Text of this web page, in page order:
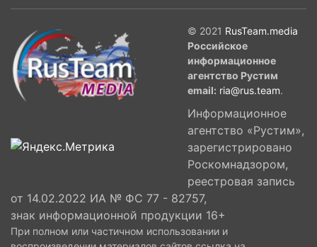
© 2021 RusTeam.media
Российское
информационное
агентство Рустим
email: ria@rus.team.
Информационное
агентство «Рустим»,
зарегистрировано
Роскомнадзором,
реестровая запись
от 14.02.2022 ИА № ФС 77 - 82757,
знак информационной продукции 16+
При полном или частичном использовании и